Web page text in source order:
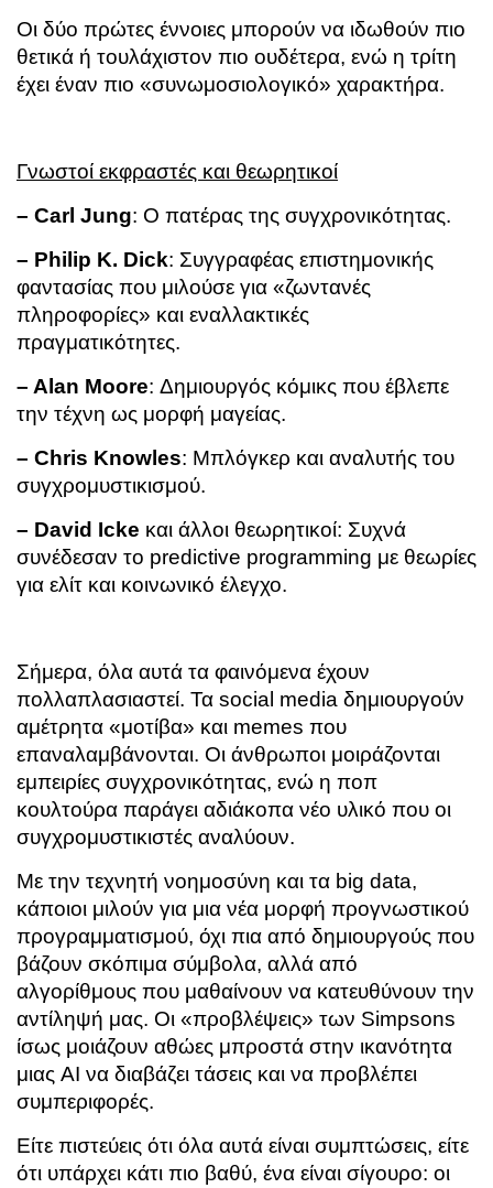
Οι δύο πρώτες έννοιες μπορούν να ιδωθούν πιο
θετικά ή τουλάχιστον πιο ουδέτερα, ενώ η τρίτη
έχει έναν πιο «συνωμοσιολογικό» χαρακτήρα.
Γνωστοί εκφραστές και θεωρητικοί
– Carl Jung: Ο πατέρας της συγχρονικότητας.
– Philip K. Dick: Συγγραφέας επιστημονικής
φαντασίας που μιλούσε για «ζωντανές
πληροφορίες» και εναλλακτικές
πραγματικότητες.
– Alan Moore: Δημιουργός κόμικς που έβλεπε
την τέχνη ως μορφή μαγείας.
– Chris Knowles: Μπλόγκερ και αναλυτής του
συγχρομυστικισμού.
– David Icke και άλλοι θεωρητικοί: Συχνά
συνέδεσαν το predictive programming με θεωρίες
για ελίτ και κοινωνικό έλεγχο.
Σήμερα, όλα αυτά τα φαινόμενα έχουν
πολλαπλασιαστεί. Τα social media δημιουργούν
αμέτρητα «μοτίβα» και memes που
επαναλαμβάνονται. Οι άνθρωποι μοιράζονται
εμπειρίες συγχρονικότητας, ενώ η ποπ
κουλτούρα παράγει αδιάκοπα νέο υλικό που οι
συγχρομυστικιστές αναλύουν.
Με την τεχνητή νοημοσύνη και τα big data,
κάποιοι μιλούν για μια νέα μορφή προγνωστικού
προγραμματισμού, όχι πια από δημιουργούς που
βάζουν σκόπιμα σύμβολα, αλλά από
αλγορίθμους που μαθαίνουν να κατευθύνουν την
αντίληψή μας. Οι «προβλέψεις» των Simpsons
ίσως μοιάζουν αθώες μπροστά στην ικανότητα
μιας AI να διαβάζει τάσεις και να προβλέπει
συμπεριφορές.
Είτε πιστεύεις ότι όλα αυτά είναι συμπτώσεις, είτε
ότι υπάρχει κάτι πιο βαθύ, ένα είναι σίγουρο: οι